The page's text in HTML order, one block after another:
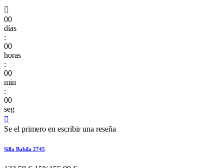

00
días
:
00
horas
:
00
min
:
00
seg

Se el primero en escribir una reseña
Silla Babila 2745